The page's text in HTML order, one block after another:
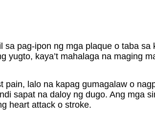
pag-ipon ng mga plaque o taba sa
yugto, kaya’t mahalaga na maging
lalo na kapag gumagalaw o
sapat na daloy ng dugo. Ang mga
heart attack o stroke.